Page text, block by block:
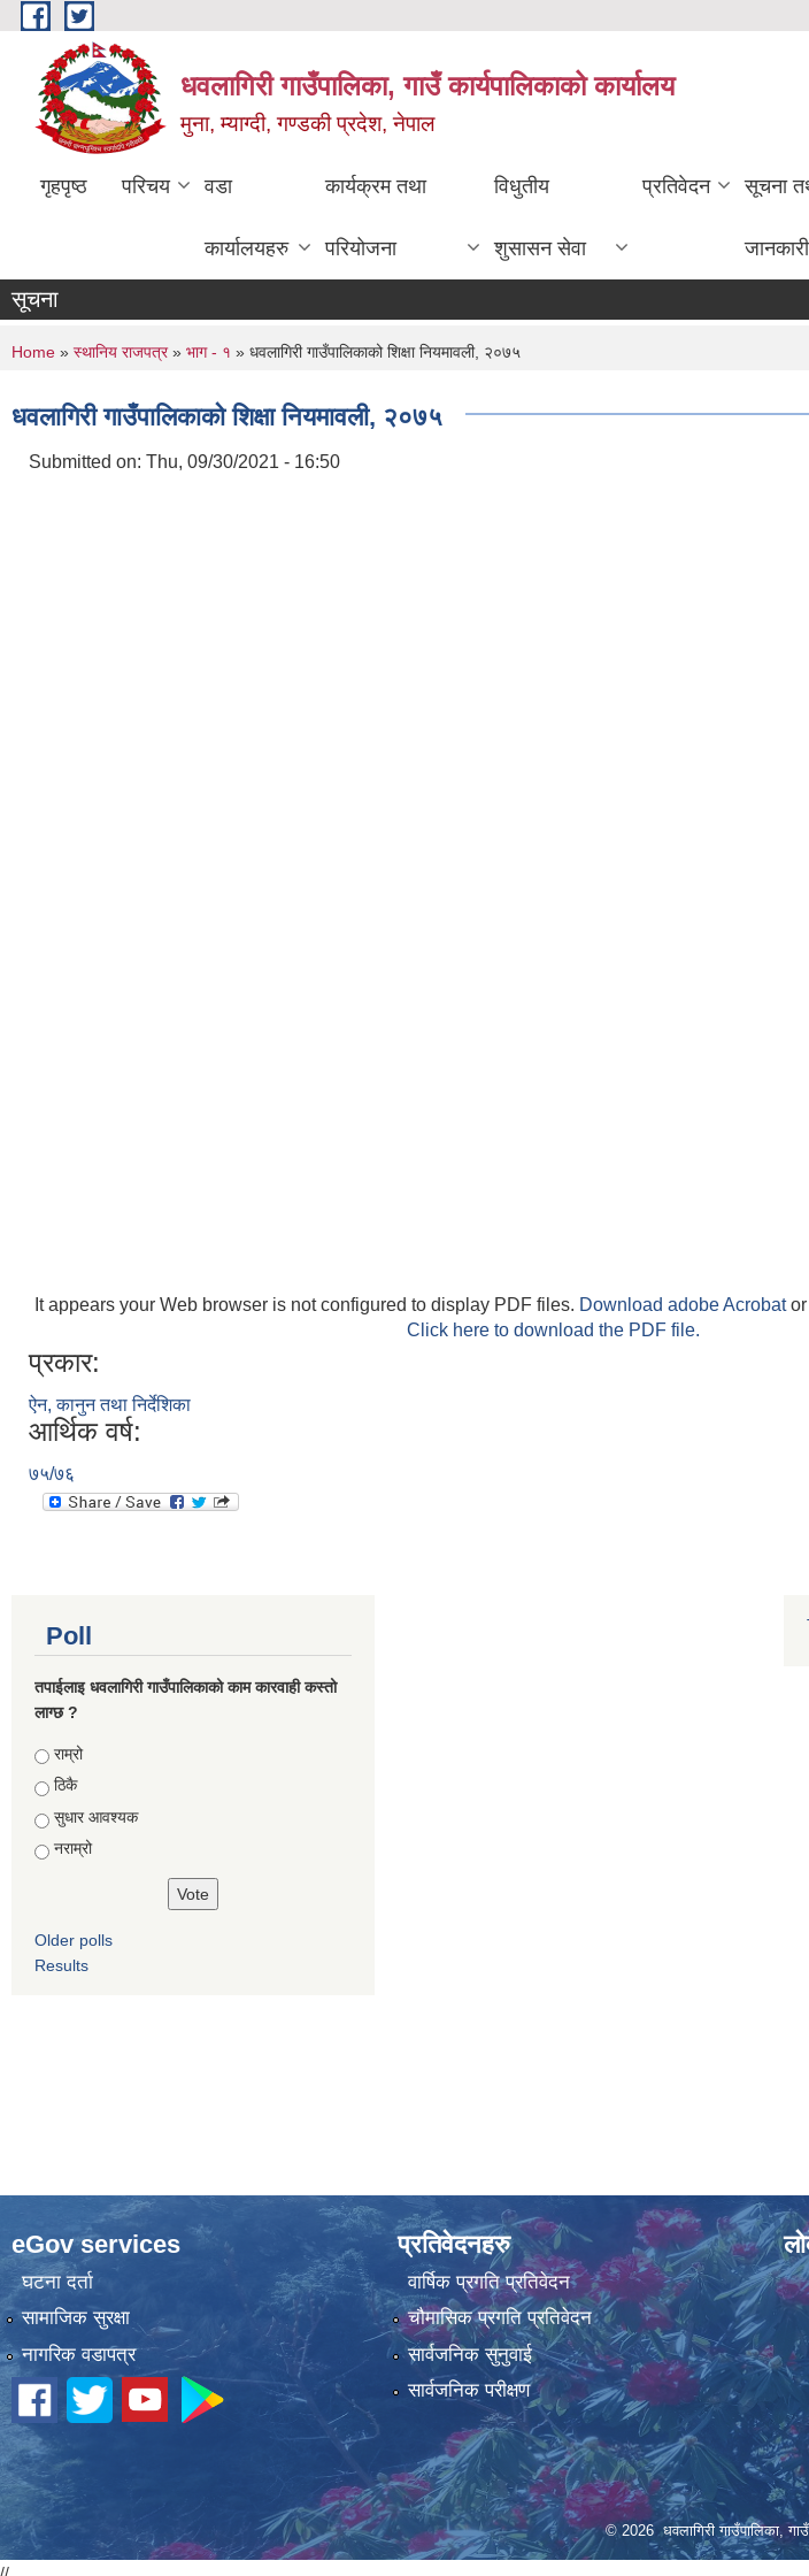
Skip to main content
धवलागिरी गाउँपालिका, गाउँ कार्यपालिकाको कार्यालय
मुना, म्याग्दी, गण्डकी प्रदेश, नेपाल
गृहपृष्ठ परिचय वडा
कार्यालयहरु
कार्यक्रम तथा
परियोजना
विधुतीय
शुसासन सेवा
प्रतिवेदन सूचना
जानकारी
सूचना
You are here
Home » स्थानिय राजपत्र» भाग - १ » धवलागिरी गाउँपालिकाको शिक्षा नियमावली, २०७५
धवलागिरी गाउँपालिकाको शिक्षा नियमावली, २०७५
Submitted on: Thu, 09/30/2021 - 16:50
It appears your Web browser is not configured to display PDF files. Download adobe Acrobator
Click here to download the PDF file.
प्रकार:
ऐन, कानुन तथा निर्देशिका
आर्थिक वर्ष:
७५/७६
Poll
तपाईलाइ धवलागिरी गाउँपालिकाको काम कारवाही कस्तो
लाग्छ ?
Choices
राम्रो
ठिकै
सुधार आवश्यक
नराम्रो
Older polls
Results
eGov services
घटना दर्ता
सामाजिक सुरक्षा
नागरिक वडापत्र
प्रतिवेदनहरु
वार्षिक प्रगति प्रतिवेदन
चौमासिक प्रगति प्रतिवेदन
सार्वजनिक सुनुवाई
सार्वजनिक परीक्षण
© 2026 धवलागिरी गाउँपालिका, गाउँ
//